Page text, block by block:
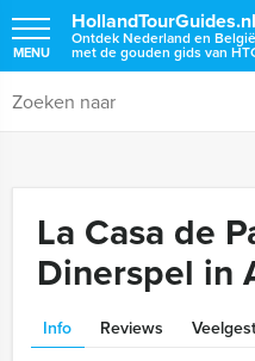
HollandTourGuides.nl
Ontdek Nederland en België
met de gouden gids van
MENU
La Casa de
Dinerspel in
Info Reviews